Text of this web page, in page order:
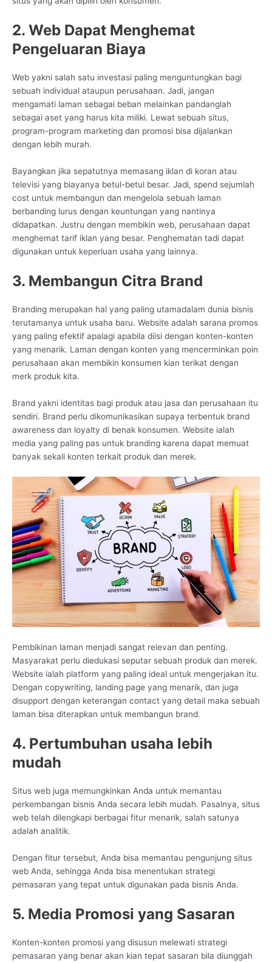
2. Web Dapat Menghemat
Pengeluaran Biaya
Web yakni salah satu investasi paling menguntungkan bagi
sebuah individual ataupun perusahaan. Jadi, jangan
mengamati laman sebagai beban melainkan pandanglah
sebagai aset yang harus kita miliki. Lewat sebuah situs,
program-program marketing dan promosi bisa dijalankan
dengan lebih murah.
Bayangkan jika sepatutnya memasang iklan di koran atau
televisi yang biayanya betul-betul besar. Jadi, spend sejumlah
cost untuk membangun dan mengelola sebuah laman
berbanding lurus dengan keuntungan yang nantinya
didapatkan. Justru dengan membikin web, perusahaan dapat
menghemat tarif iklan yang besar. Penghematan tadi dapat
digunakan untuk keperluan usaha yang lainnya.
3. Membangun Citra Brand
Branding merupakan hal yang paling utamadalam dunia bisnis
terutamanya untuk usaha baru. Website adalah sarana promos
yang paling efektif apalagi apabila diisi dengan konten-konten
yang menarik. Laman dengan konten yang mencerminkan poin
perusahaan akan membikin konsumen kian terikat dengan
merk produk kita.
Brand yakni identitas bagi produk atau jasa dan perusahaan itu
sendiri. Brand perlu dikomunikasikan supaya terbentuk brand
awareness dan loyalty di benak konsumen. Website ialah
media yang paling pas untuk branding karena dapat memuat
banyak sekali konten terkait produk dan merek.
Pembikinan laman menjadi sangat relevan dan penting.
Masyarakat perlu diedukasi seputar sebuah produk dan merek.
Website ialah platform yang paling ideal untuk mengerjakan itu.
Dengan copywriting, landing page yang menarik, dan juga
disupport dengan keterangan contact yang detail maka sebuah
laman bisa diterapkan untuk membangun brand.
4. Pertumbuhan usaha lebih
mudah
Situs web juga memungkinkan Anda untuk memantau
perkembangan bisnis Anda secara lebih mudah. Pasalnya, situs
web telah dilengkapi berbagai fitur menarik, salah satunya
adalah analitik.
Dengan fitur tersebut, Anda bisa memantau pengunjung situs
web Anda, sehingga Anda bisa menentukan strategi
pemasaran yang tepat untuk digunakan pada bisnis Anda.
5. Media Promosi yang Sasaran
Konten-konten promosi yang disusun melewati strategi
pemasaran yang benar akan kian tepat sasaran bila diunggah